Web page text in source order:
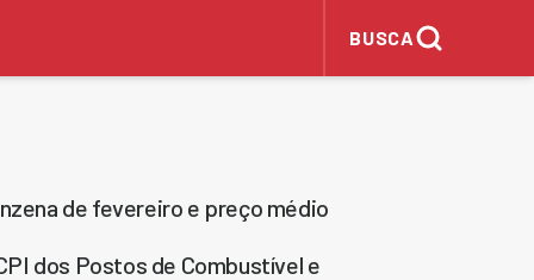
BUSCA
de fevereiro e preço médio
dos Postos de Combustível e